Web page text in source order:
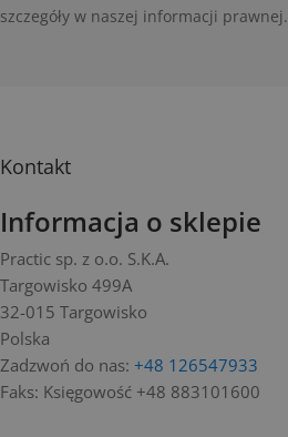
szczegóły w naszej informacji prawnej.
Kontakt
Informacja o sklepie
Practic sp. z o.o. S.K.A.
Targowisko 499A
32-015 Targowisko
Polska
Zadzwoń do nas: +48 126547933
Faks: Księgowość +48 883101600